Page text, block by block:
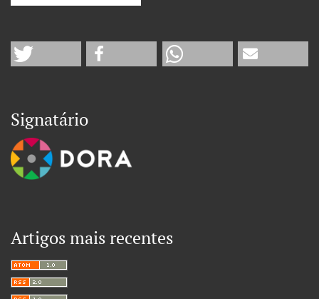
Signatário
Artigos mais recentes